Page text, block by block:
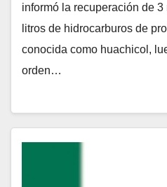
informó la recuperación de
litros de hidrocarburos de
conocida como huachicol,
orden…